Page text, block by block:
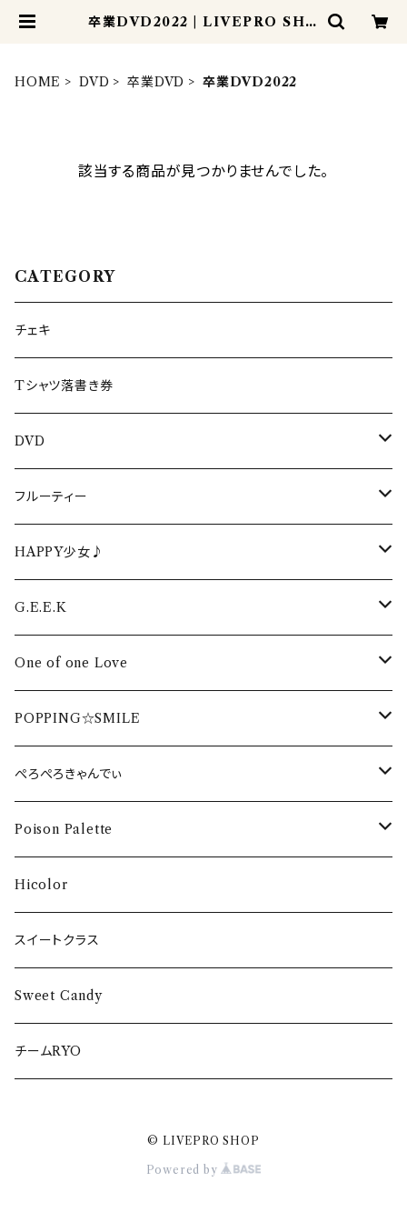
卒業DVD2022 | LIVEPRO SHO
HOME DVD 卒業DVD 卒業DVD2022
該当する商品が見つかりませんでした。
CATEGORY
チェキ
Tシャツ落書き券
DVD
生誕DVD
生誕DVD2022
生誕DVD2021
周年・ワンマンDVD
周年・ワンマンDVD2022
周年・ワンマンDVD2021
イベントDVD
LIVEPRO FESTIVAL DVD
配信DVD 2020
卒業DVD
卒業DVD2022
卒業DVD2021
フルーティー
フルーティーCD
フルーティーTシャツ
フルーティータオル
DVD
HAPPY少女♪
HAPPY少女♪CD
HAPPY少女♪ タオル
HAPPY少女♪ Tシャツ
DVD
G.E.E.K
G.E.E.K CD
G.E.E.K Tシャツ
G.E.E.K タオル
DVD
One of one Love
One of one Love CD
One of one Love Tシャツ
One of one Love タオル
DVD
POPPING☆SMILE
POPPING☆SMILE Tシャツ
POPPING☆SMILE タオル
DVD
ぺろぺろきゃんでぃ
ぺろぺろきゃんでぃ Tシャツ
DVD
CD
Poison Palette
DVD
Hicolor
スイートクラス
Sweet Candy
チームRYO
© LIVEPRO SHOP
Powered by